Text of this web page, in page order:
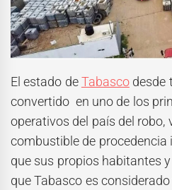
El estado deTabascodesde
convertido en uno de los
operativos del país del robo,
combustible de procedencia
que sus propios habitantes
que Tabasco es considerado